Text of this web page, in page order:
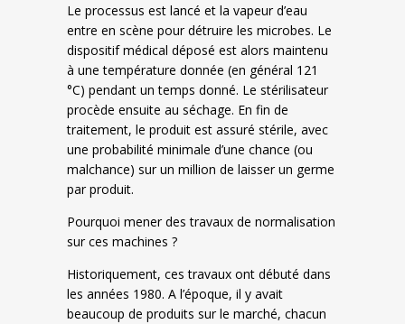
Le processus est lancé et la vapeur d’eau
entre en scène pour détruire les microbes. Le
dispositif médical déposé est alors maintenu
à une température donnée (en général 121
°C) pendant un temps donné. Le stérilisateur
procède ensuite au séchage. En fin de
traitement, le produit est assuré stérile, avec
une probabilité minimale d’une chance (ou
malchance) sur un million de laisser un germe
par produit.
Pourquoi mener des travaux de normalisation
sur ces machines ?
Historiquement, ces travaux ont débuté dans
les années 1980. A l’époque, il y avait
beaucoup de produits sur le marché, chacun